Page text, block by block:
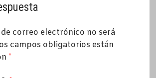
correo electrónico no será
campos obligatorios están
*